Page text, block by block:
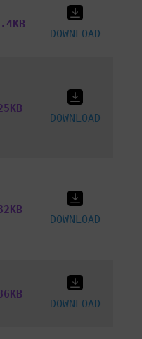
DOWNLOAD
DOWNLOAD
DOWNLOAD
DOWNLOAD